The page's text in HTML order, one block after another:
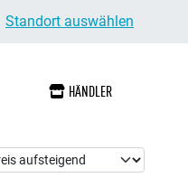
Standort auswählen
HÄNDLER